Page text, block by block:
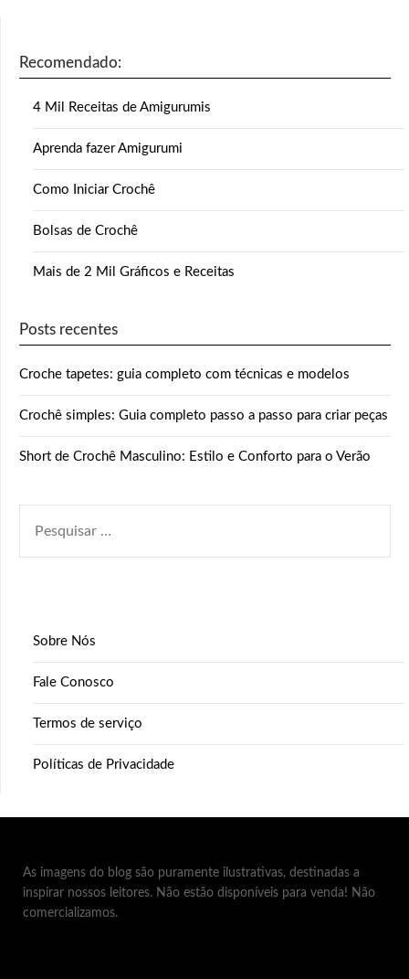
Recomendado:
4 Mil Receitas de Amigurumis
Aprenda fazer Amigurumi
Como Iniciar Crochê
Bolsas de Crochê
Mais de 2 Mil Gráficos e Receitas
Posts recentes
Croche tapetes: guia completo com técnicas e modelos
Crochê simples: Guia completo passo a passo para criar peças
Short de Crochê Masculino: Estilo e Conforto para o Verão
POR:
Sobre Nós
Fale Conosco
Termos de serviço
Políticas de Privacidade
As imagens do blog são puramente ilustrativas, destinadas a
inspirar nossos leitores. Não estão disponíveis para venda! Não
comercializamos.